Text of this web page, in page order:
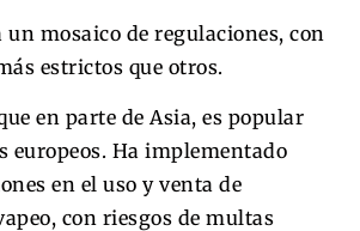
un mosaico de regulaciones, con
estrictos que otros.
en parte de Asia, es popular
europeos. Ha implementado
en el uso y venta de
con riesgos de multas